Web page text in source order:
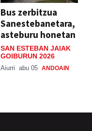
Bus zerbitzua
Sanestebanetara,
asteburu honetan
SAN ESTEBAN JAIAK
GOIBURUN 2026
Aiurri abu 05 ANDOAIN